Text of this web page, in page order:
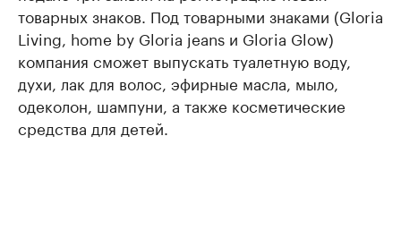
товарных знаков. Под товарными знаками (Gloria
Living, home by Gloria jeans и Gloria Glow)
компания сможет выпускать туалетную воду,
духи, лак для волос, эфирные масла, мыло,
одеколон, шампуни, а также косметические
средства для детей.